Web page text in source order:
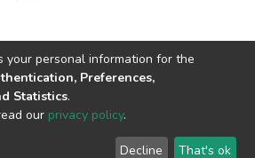
copyright © 2002-2026
End User
Send
your personal information for the
Preferences,
Statistics.
our privacy policy.
Decline That's ok